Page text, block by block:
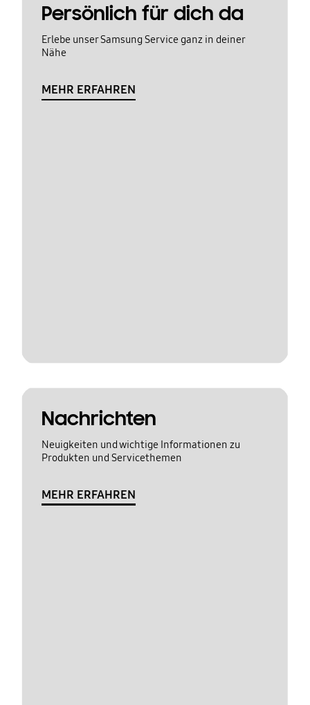
Persönlich für dich da
Erlebe unser Samsung Service ganz in deiner
Nähe
MEHR ERFAHREN
Nachrichten
Neuigkeiten und wichtige Informationen zu
Produkten und Servicethemen
MEHR ERFAHREN